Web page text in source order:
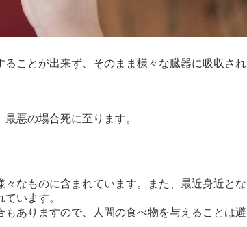
ことが出来ず、そのまま様々な臓器に吸収され
悪の場合死に至ります。
なものに含まれています。また、最近身近とな
います。
ありますので、人間の食べ物を与えることは避